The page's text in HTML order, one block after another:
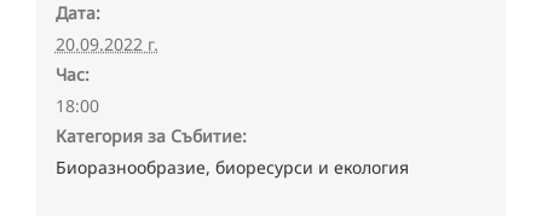
Дата:
20.09.2022 г.
Час:
18:00
Категория за Събитие:
Биоразнообразие, биоресурси и екология